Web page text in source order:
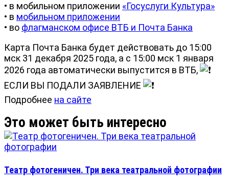
• в мобильном приложении «Госуслуги Культура»
• в мобильном приложении
• во флагманском офисе ВТБ и Почта Банка
Карта Почта Банка будет действовать до 15:00
мск 31 декабря 2025 года, а с 15:00 мск 1 января
2026 года автоматически выпустится в ВТБ,
ЕСЛИ ВЫ ПОДАЛИ ЗАЯВЛЕНИЕ
Подробнее на сайте
Театр фотогеничен. Три века театральной фотографии